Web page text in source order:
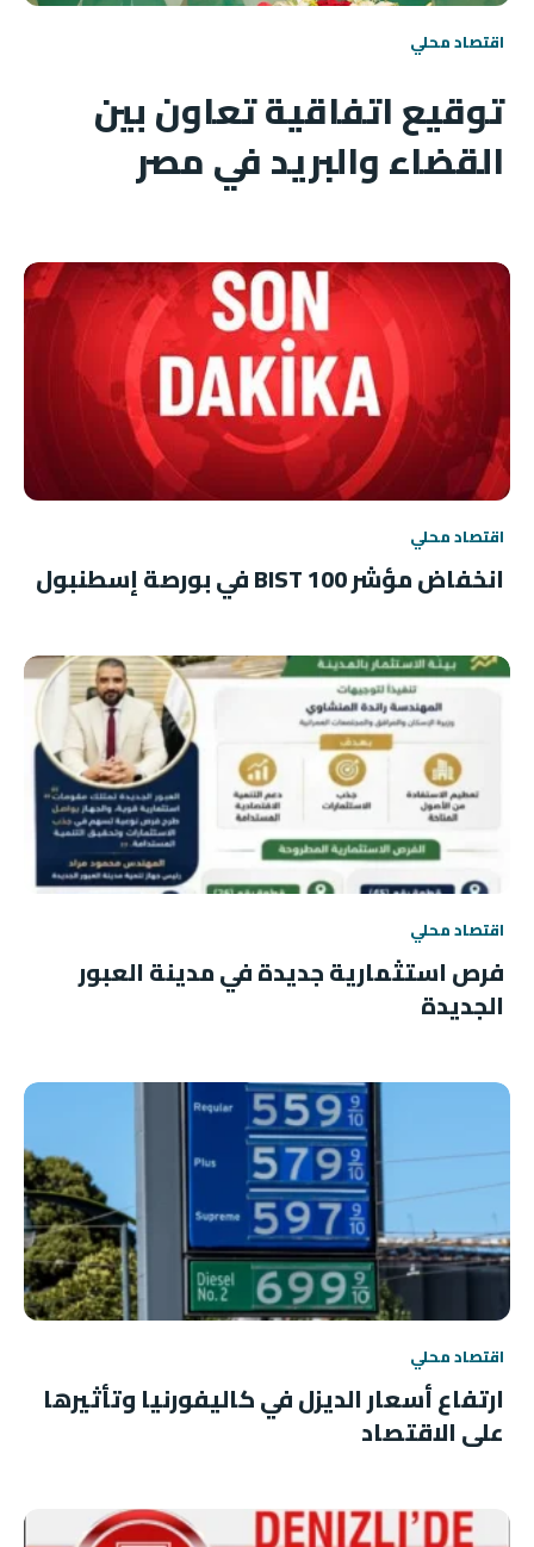
اقتصاد محلي
توقيع اتفاقية تعاون بين
القضاء والبريد في مصر
اقتصاد محلي
انخفاض مؤشر BIST 100 في بورصة إسطنبول
اقتصاد محلي
فرص استثمارية جديدة في مدينة العبور
الجديدة
اقتصاد محلي
ارتفاع أسعار الديزل في كاليفورنيا وتأثيرها
على الاقتصاد